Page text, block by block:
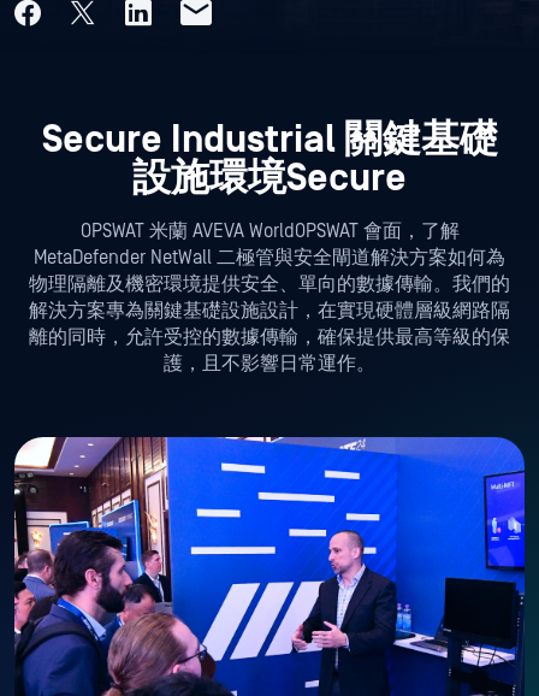
Secure Industrial 關鍵基礎
設施環境Secure
OPSWAT 米蘭 AVEVA WorldOPSWAT 會面，了解
MetaDefender NetWall 二極管與安全閘道解決方案如何為
物理隔離及機密環境提供安全、單向的數據傳輸。我們的
解決方案專為關鍵基礎設施設計，在實現硬體層級網路隔
離的同時，允許受控的數據傳輸，確保提供最高等級的保
護，且不影響日常運作。